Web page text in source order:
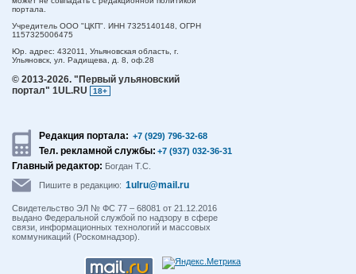
портала.
Учредитель ООО "ЦКП". ИНН 7325140148, ОГРН
1157325006475
Юр. адрес: 432011, Ульяновская область, г.
Ульяновск, ул. Радищева, д. 8, оф.28
© 2013-2026. "Первый ульяновский
портал" 1UL.RU
18+
Редакция портала: +7 (929) 796-32-68
Тел. рекламной службы: +7 (937) 032-36-31
Главный редактор: Богдан Т.С.
Пишите в редакцию: 1ulru@mail.ru
Свидетельство ЭЛ № ФС 77 – 68081 от 21.12.2016
выдано Федеральной службой по надзору в сфере
связи, информационных технологий и массовых
коммуникаций (Роскомнадзор).